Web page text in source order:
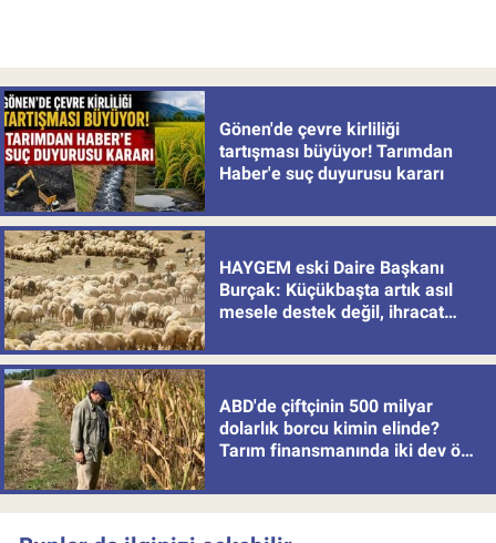
Gönen'de çevre kirliliği
tartışması büyüyor! Tarımdan
Haber'e suç duyurusu kararı
HAYGEM eski Daire Başkanı
Burçak: Küçükbaşta artık asıl
mesele destek değil, ihracat
ABD'de çiftçinin 500 milyar
dolarlık borcu kimin elinde?
Tarım finansmanında iki dev öne